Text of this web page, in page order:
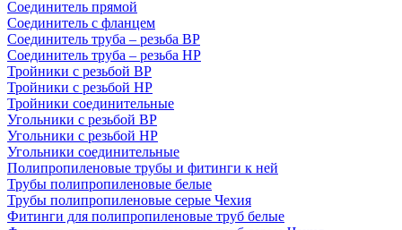
Соединитель прямой
Соединитель с фланцем
Соединитель труба – резьба ВР
Соединитель труба – резьба НР
Тройники с резьбой ВР
Тройники с резьбой НР
Тройники соединительные
Угольники с резьбой ВР
Угольники с резьбой НР
Угольники соединительные
Полипропиленовые трубы и фитинги к ней
Трубы полипропиленовые белые
Трубы полипропиленовые серые Чехия
Фитинги для полипропиленовые труб белые